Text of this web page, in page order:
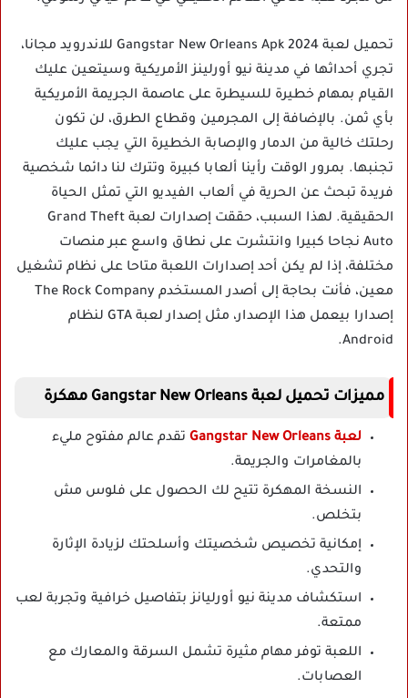
تحميل لعبة Gangstar New Orleans Apk 2024 للاندرويد مجانا،
تجري أحداثها في مدينة نيو أورلينز الأمريكية وسيتعين عليك
القيام بمهام خطيرة للسيطرة على عاصمة الجريمة الأمريكية
بأي ثمن. بالإضافة إلى المجرمين وقطاع الطرق، لن تكون
رحلتك خالية من الدمار والإصابة الخطيرة التي يجب عليك
تجنبها. بمرور الوقت رأينا ألعابا كبيرة وتترك لنا دائما شخصية
فريدة تبحث عن الحرية في ألعاب الفيديو التي تمثل الحياة
الحقيقية. لهذا السبب، حققت إصدارات لعبة Grand Theft
Auto نجاحا كبيرا وانتشرت على نطاق واسع عبر منصات
مختلفة، إذا لم يكن أحد إصدارات اللعبة متاحا على نظام تشغيل
معين، فأنت بحاجة إلى أصدر المستخدم The Rock Company
إصدارا بيعمل هذا الإصدار، مثل إصدار لعبة GTA لنظام
Android.
مميزات تحميل لعبة Gangstar New Orleans مهكرة
لعبة Gangstar New Orleans
تقدم عالم مفتوح مليء
بالمغامرات والجريمة.
النسخة المهكرة تتيح لك الحصول على فلوس مش
بتخلص.
إمكانية تخصيص شخصيتك وأسلحتك لزيادة الإثارة
والتحدي.
استكشاف مدينة نيو أورليانز بتفاصيل خرافية وتجربة لعب
ممتعة.
اللعبة توفر مهام مثيرة تشمل السرقة والمعارك مع
العصابات.